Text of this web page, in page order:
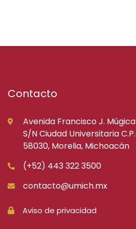
Contacto
Avenida Francisco J. Múgica
S/N Ciudad Universitaria C.P.
58030, Morelia, Michoacán
(+52) 443 322 3500
contacto@umich.mx
Aviso de privacidad